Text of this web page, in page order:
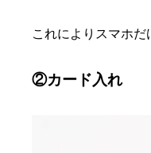
これによりスマホだ
②カード入れ